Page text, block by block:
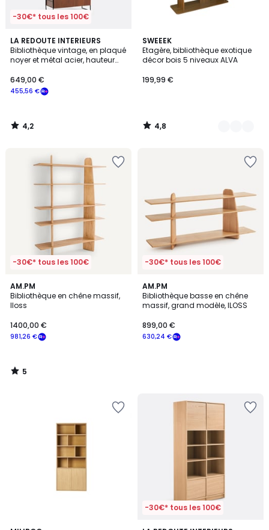
-30€* tous les 100€
LA REDOUTE INTERIEURS
Bibliothèque vintage, en plaqué
noyer et métal acier, hauteur
455,56 €
649,00 €
4,2
/ 5
4,2
/
SWEEEK
Etagère, bibliothèque exotique
décor bois 5 niveaux ALVA
199,99 €
4,8
/ 5
3
Couleurs
4,8
/
-30€* tous les 100€
AM.PM
Bibliothèque en chêne massif,
Iloss
981,26 €
1400,00 €
5
/
5
5
/
-30€* tous les 100€
AM.PM
Bibliothèque basse en chêne
massif, grand modèle, ILOSS
630,24 €
899,00 €
-30€* tous les 100€